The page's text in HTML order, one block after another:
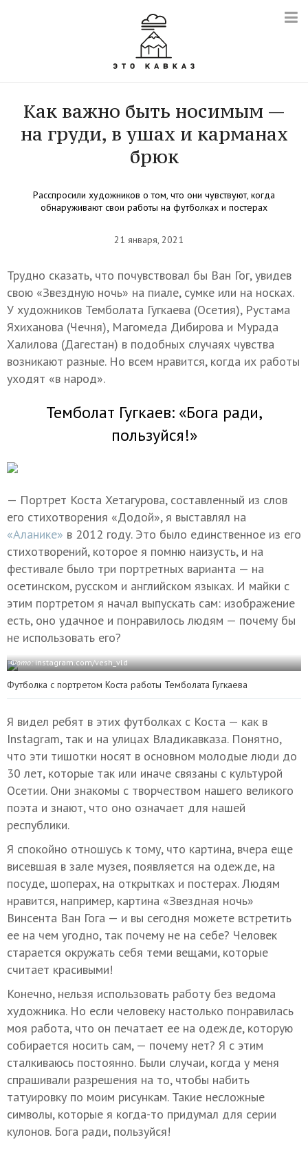
Как важно быть носимым —
на груди, в ушах и карманах
брюк
Расспросили художников о том, что они чувствуют, когда
обнаруживают свои работы на футболках и постерах
21 января, 2021
Трудно сказать, что почувствовал бы Ван Гог, увидев
свою «Звездную ночь» на пиале, сумке или на носках.
У художников Темболата Гугкаева (Осетия), Рустама
Яхиханова (Чечня), Магомеда Дибирова и Мурада
Халилова (Дагестан) в подобных случаях чувства
возникают разные. Но всем нравится, когда их работы
уходят «в народ».
Темболат Гугкаев: «Бога ради,
пользуйся!»
— Портрет Коста Хетагурова, составленный из слов
его стихотворения «Додой», я выставлял на
«Аланике» в 2012 году. Это было единственное из его
стихотворений, которое я помню наизусть, и на
фестивале было три портретных варианта — на
осетинском, русском и английском языках. И майки с
этим портретом я начал выпускать сам: изображение
есть, оно удачное и понравилось людям — почему бы
не использовать его?
Фото:instagram.com/vesh_vld
Футболка с портретом Коста работы Темболата Гугкаева
Я видел ребят в этих футболках с Коста — как в
Instagram, так и на улицах Владикавказа. Понятно,
что эти тишотки носят в основном молодые люди до
30 лет, которые так или иначе связаны с культурой
Осетии. Они знакомы с творчеством нашего великого
поэта и знают, что оно означает для нашей
республики.
Я спокойно отношусь к тому, что картина, вчера еще
висевшая в зале музея, появляется на одежде, на
посуде, шоперах, на открытках и постерах. Людям
нравится, например, картина «Звездная ночь»
Винсента Ван Гога — и вы сегодня можете встретить
ее на чем угодно, так почему не на себе? Человек
старается окружать себя теми вещами, которые
считает красивыми!
Конечно, нельзя использовать работу без ведома
художника. Но если человеку настолько понравилась
моя работа, что он печатает ее на одежде, которую
собирается носить сам, — почему нет? Я с этим
сталкиваюсь постоянно. Были случаи, когда у меня
спрашивали разрешения на то, чтобы набить
татуировку по моим рисункам. Такие несложные
символы, которые я когда-то придумал для серии
кулонов. Бога ради, пользуйся!